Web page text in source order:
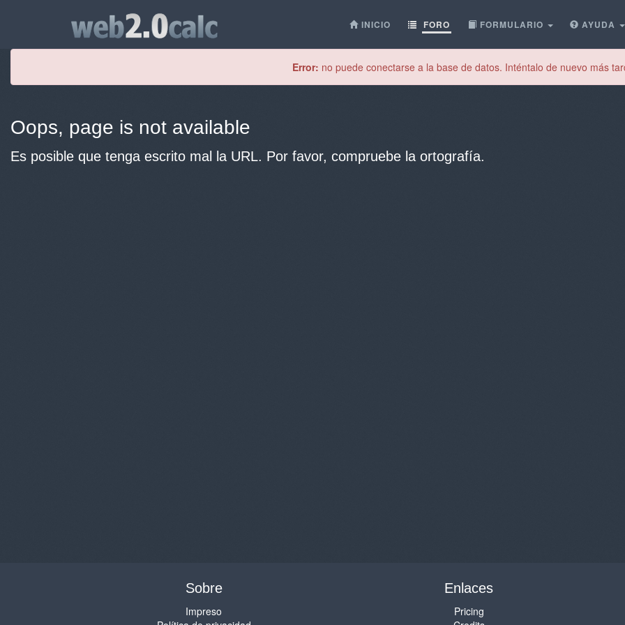
INICIO FORO FORMULARIO AYUDA
Error: no puede conectarse a la base de datos. Inténtalo de nuevo más
Oops, page is not available
Es posible que tenga escrito mal la URL. Por favor, compruebe la ortografía.
Sobre
Impreso
Enlaces
Pricing